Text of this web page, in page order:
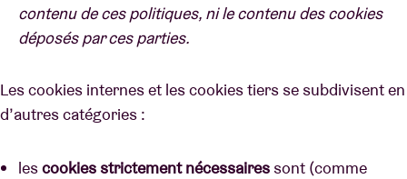
contenu de ces politiques, ni le contenu des cookies
déposés par ces parties.
Les cookies internes et les cookies tiers se subdivisent en
d’autres catégories :
lescookies strictement nécessaires sont (comme